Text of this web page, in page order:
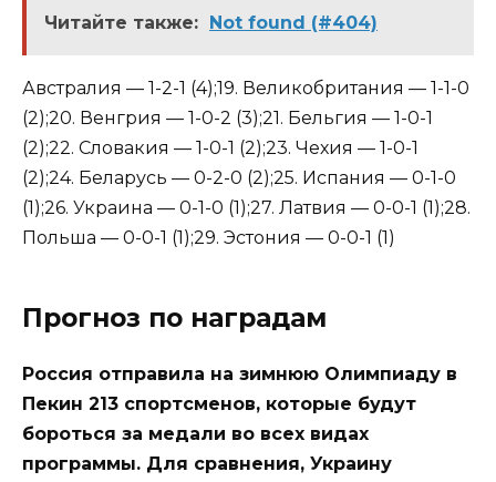
Читайте также: Not found (#404)
Австралия — 1-2-1 (4);19. Великобритания — 1-1-0
(2);20. Венгрия — 1-0-2 (3);21. Бельгия — 1-0-1
(2);22. Словакия — 1-0-1 (2);23. Чехия — 1-0-1
(2);24. Беларусь — 0-2-0 (2);25. Испания — 0-1-0
(1);26. Украина — 0-1-0 (1);27. Латвия — 0-0-1 (1);28.
Польша — 0-0-1 (1);29. Эстония — 0-0-1 (1)
Прогноз по наградам
Россия отправила на зимнюю Олимпиаду в
Пекин 213 спортсменов, которые будут
бороться за медали во всех видах
программы. Для сравнения, Украину